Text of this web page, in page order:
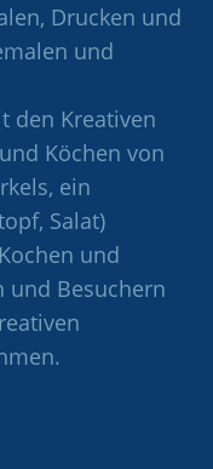
Drucken und
und
den Kreativen
Köchen von
ein
Salat)
und
und Besuchern